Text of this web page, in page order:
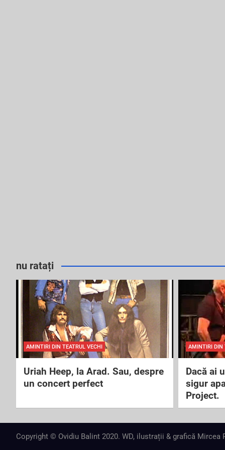
nu ratați
AMINTIRI DIN TEATRUL VECHI
Uriah Heep, la Arad. Sau, despre
un concert perfect
AMINTIRI DIN
Dacă ai
sigur
Project.
Copyright © Ovidiu Balint 2020. WD, ilustrații & grafică Mircea